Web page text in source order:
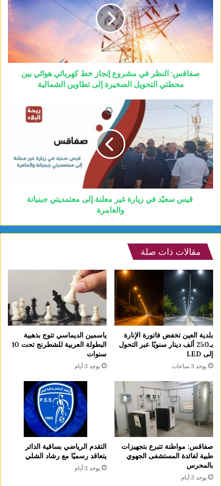
صفاقس: النظر في مشروع إنجاز خط كهربائي هوائي بين
محطتي التحويل الصخيرة إلى تطاوين الشمالية
قيس سعيّد في زيارة غير معلنة إلى معتمديتي جبنيانة
والعامرة
مقالات ذات صلة
بلدية العين تخفض فاتورة الإنارة
بـ250 ألف دينار سنويًا عبر التحول
إلى LED
يوجد 3 ساعات
ياسمين الديماسي تتوج بذهبية
البطولة العربية للشطرنج تحت 10
سنوات
يوجد 3 أيام
صفاقس: مواطنة تتبرع بتجهيزات
طبية لفائدة المستشفى الجهوي
بالمحرس
يوجد 3 أيام
التقدم الرياضي بساقية الدائر
يتعاقد رسميًا مع رشاد الشلي
يوجد 3 أيام